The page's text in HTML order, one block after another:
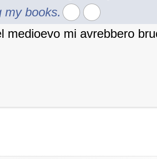
my books.
medioevo mi avrebbero